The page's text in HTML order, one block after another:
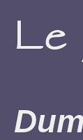
Le